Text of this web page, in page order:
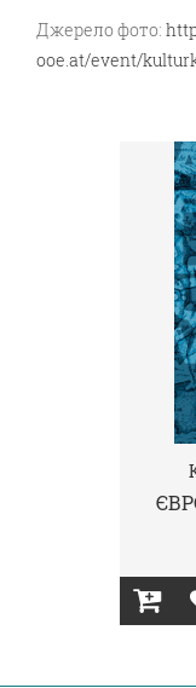
Джерело фото:
ooe.at/event/